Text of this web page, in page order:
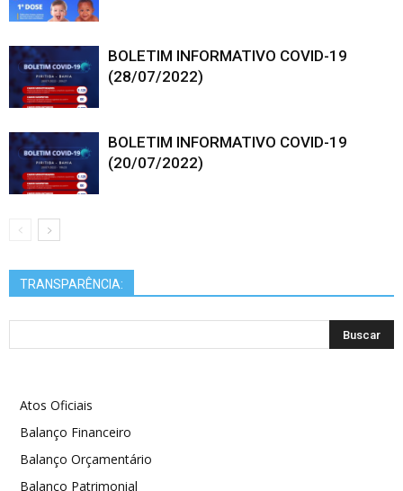
BOLETIM INFORMATIVO COVID-19
(28/07/2022)
BOLETIM INFORMATIVO COVID-19
(20/07/2022)
TRANSPARÊNCIA:
Atos Oficiais
Balanço Financeiro
Balanço Orçamentário
Balanço Patrimonial